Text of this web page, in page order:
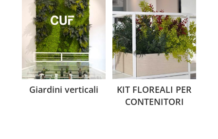
Giardini verticali
KIT FLOREALI PER
CONTENITORI